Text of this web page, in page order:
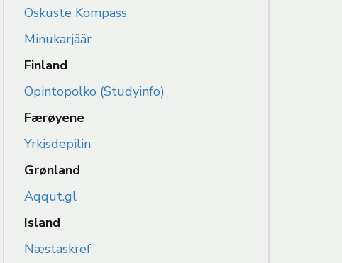
Oskuste Kompass
Minukarjäär
Finland
Opintopolko (Studyinfo)
Færøyene
Yrkisdepilin
Grønland
Aqqut.gl
Island
Næstaskref